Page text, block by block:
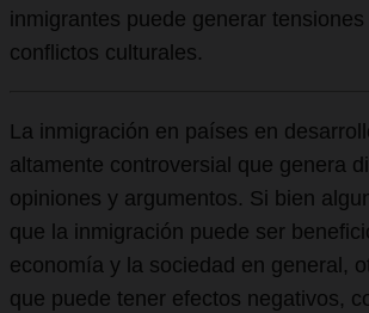
inmigrantes puede generar
conflictos culturales.
La inmigración en países en
altamente controversial que genera
opiniones y argumentos. Si bien
que la inmigración puede ser
economía y la sociedad en general,
que puede tener efectos negativos,